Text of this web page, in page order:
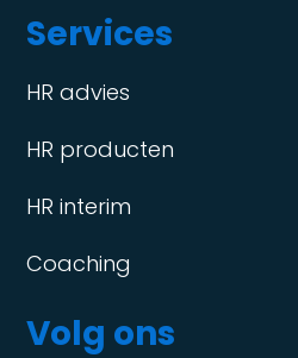
Services
HR advies
HR producten
HR interim
Coaching
Volg ons